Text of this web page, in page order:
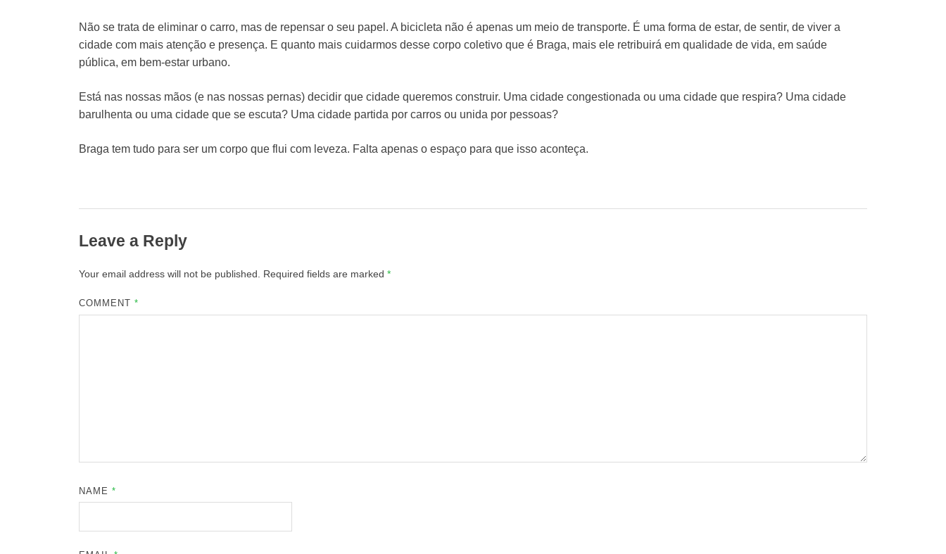
Não se trata de eliminar o carro, mas de repensar o seu papel. A bicicleta não é apenas um meio de transporte. É uma forma de estar, de sentir, de viver a
cidade com mais atenção e presença. E quanto mais cuidarmos desse corpo coletivo que é Braga, mais ele retribuirá em qualidade de vida, em saúde
pública, em bem-estar urbano.
Está nas nossas mãos (e nas nossas pernas) decidir que cidade queremos construir. Uma cidade congestionada ou uma cidade que respira? Uma cidade
barulhenta ou uma cidade que se escuta? Uma cidade partida por carros ou unida por pessoas?
Braga tem tudo para ser um corpo que flui com leveza. Falta apenas o espaço para que isso aconteça.
Leave a Reply
Your email address will not be published. Required fields are marked *
COMMENT*
NAME*